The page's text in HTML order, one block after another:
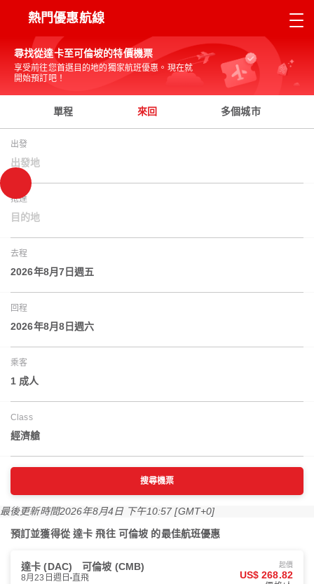
熱門優惠航線
尋找從達卡至可倫坡的特價機票
享受前往您首選目的地的獨家航班優惠。現在就
開始預訂吧！
單程 來回 多個城市
出發
出發地
抵達
目的地
去程
2026年8月7日週五
回程
2026年8月8日週六
乘客
1 成人
Class
經濟艙
搜尋機票
最後更新時間2026年8月4日 下午10:57 [GMT+0]
預訂並獲得從 達卡 飛往 可倫坡 的最佳航班優惠
達卡 (DAC) 可倫坡 (CMB)
8月23日週日 直飛
起價
US$ 268.82